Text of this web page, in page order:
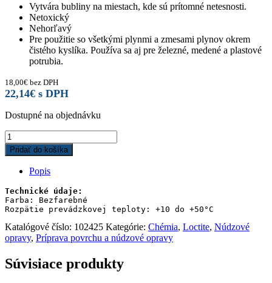
Vytvára bubliny na miestach, kde sú prítomné netesnosti.
Netoxický
Nehorľavý
Pre použitie so všetkými plynmi a zmesami plynov okrem
čistého kyslíka. Používa sa aj pre železné, medené a plastové
potrubia.
18,00€ bez DPH
22,14€ s DPH
Dostupné na objednávku
Loctite
SF
7100
ml
-
detekcia
trhlín
quantity
Pridať do košíka
Popis
Farba: Bezfarebné
Rozpätie prevádzkovej teploty: +10 do +50°C
Katalógové číslo: 102425 Kategórie: Chémia, Loctite, Núdzové
opravy, Príprava povrchu a núdzové opravy
Súvisiace produkty